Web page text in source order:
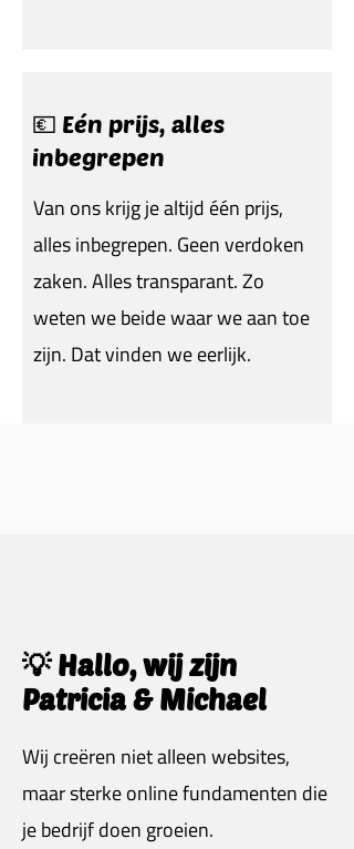
💶 Eén prijs, alles
inbegrepen
Van ons krijg je altijd één prijs,
alles inbegrepen. Geen verdoken
zaken. Alles transparant. Zo
weten we beide waar we aan toe
zijn. Dat vinden we eerlijk.
💡 Hallo, wij zijn
Patricia & Michael
Wij creëren niet alleen websites,
maar sterke online fundamenten die
je bedrijf doen groeien.